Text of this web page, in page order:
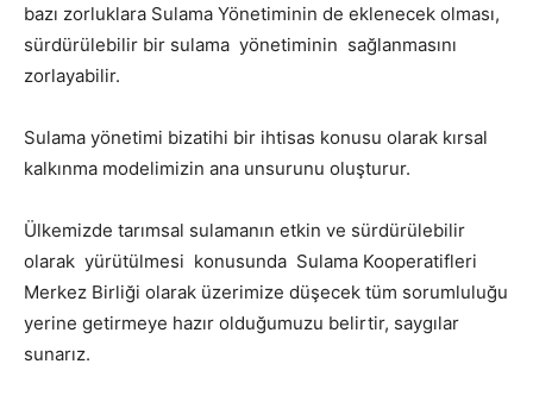
bazı zorluklara Sulama Yönetiminin de eklenecek olması,
sürdürülebilir bir sulama yönetiminin sağlanmasını
zorlayabilir.
Sulama yönetimi bizatihi bir ihtisas konusu olarak kırsal
kalkınma modelimizin ana unsurunu oluşturur.
Ülkemizde tarımsal sulamanın etkin ve sürdürülebilir
olarak yürütülmesi konusunda Sulama Kooperatifleri
Merkez Birliği olarak üzerimize düşecek tüm sorumluluğu
yerine getirmeye hazır olduğumuzu belirtir, saygılar
sunarız.